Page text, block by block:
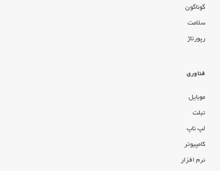
گوناگون
سلامت
رپورتاژ
فناوری
موبایل
تبلت
لپ تاپ
کامپیوتر
نرم افزار